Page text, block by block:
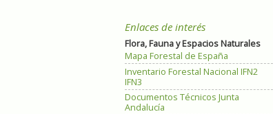
Enlaces de interés
Flora, Fauna y Espacios Naturales
Mapa Forestal de España
Inventario Forestal Nacional IFN2
IFN3
Documentos Técnicos Junta
Andalucía